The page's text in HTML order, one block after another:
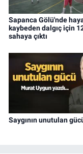
Sapanca Gölü'nde
kaybeden dalgıç için
sahaya çıktı
Saygının unutulan